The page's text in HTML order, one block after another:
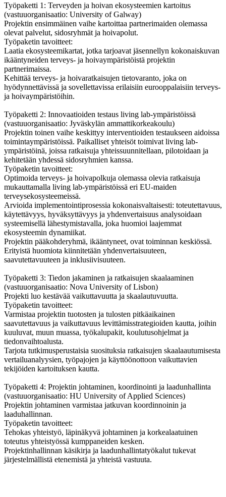
Työpaketti 1: Terveyden ja hoivan ekosysteemien kartoitus
(vastuuorganisaatio: University of Galway)
Projektin ensimmäinen vaihe kartoittaa partnerimaiden olemassa
olevat palvelut, sidosryhmät ja hoivapolut.
Työpaketin tavoitteet:
Laatia ekosysteemikartat, jotka tarjoavat jäsennellyn kokonaiskuvan
ikääntyneiden terveys- ja hoivaympäristöistä projektin
partnerimaissa.
Kehittää terveys- ja hoivaratkaisujen tietovaranto, joka on
hyödynnettävissä ja sovellettavissa erilaisiin eurooppalaisiin terveys-
ja hoivaympäristöihin.
Työpaketti 2: Innovaatioiden testaus living lab-ympäristöissä
(vastuuorganisaatio: Jyväskylän ammattikorkeakoulu)
Projektin toinen vaihe keskittyy interventioiden testaukseen aidoissa
toimintaympäristöissä. Paikalliset yhteisöt toimivat living lab-
ympäristöinä, joissa ratkaisuja yhteissuunnitellaan, pilotoidaan ja
kehitetään yhdessä sidosryhmien kanssa.
Työpaketin tavoitteet:
Optimoida terveys- ja hoivapolkuja olemassa olevia ratkaisuja
mukauttamalla living lab-ympäristöissä eri EU-maiden
terveysekosysteemeissä.
Arvioida implementointiprosessia kokonaisvaltaisesti: toteutettavuus,
käytettävyys, hyväksyttävyys ja yhdenvertaisuus analysoidaan
systeemisellä lähestymistavalla, joka huomioi laajemmat
ekosysteemin dynamiikat.
Projektin pääkohderyhmä, ikääntyneet, ovat toiminnan keskiössä.
Erityistä huomiota kiinnitetään yhdenvertaisuuteen,
saavutettavuuteen ja inklusiivisuuteen.
Työpaketti 3: Tiedon jakaminen ja ratkaisujen skaalaaminen
(vastuuorganisaatio: Nova University of Lisbon)
Projekti luo kestävää vaikuttavuutta ja skaalautuvuutta.
Työpaketin tavoitteet:
Varmistaa projektin tuotosten ja tulosten pitkäaikainen
saavutettavuus ja vaikuttavuus levittämisstrategioiden kautta, joihin
kuuluvat, muun muassa, työkalupakit, koulutusohjelmat ja
tiedonvaihtoalusta.
Tarjota tutkimusperustaisia suosituksia ratkaisujen skaalaautumisesta
vertailuanalyysien, työpajojen ja käyttöönottoon vaikuttavien
tekijöiden kartoituksen kautta.
Työpaketti 4: Projektin johtaminen, koordinointi ja laadunhallinta
(vastuuorganisaatio: HU University of Applied Sciences)
Projektin johtaminen varmistaa jatkuvan koordinnoinin ja
laaduhallinnan.
Työpaketin tavoitteet:
Tehokas yhteistyö, läpinäkyvä johtaminen ja korkealaatuinen
toteutus yhteistyössä kumppaneiden kesken.
Projektinhallinnan käsikirja ja laadunhallintatyökalut tukevat
järjestelmällistä etenemistä ja yhteistä vastuuta.